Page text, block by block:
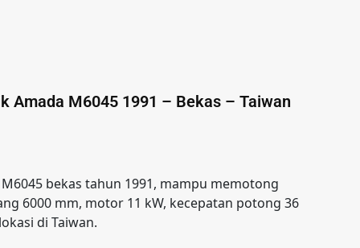
Amada M6045 1991 – Bekas – Taiwan
bekas tahun 1991, mampu memotong
6000 mm, motor 11 kW, kecepatan potong 36
di Taiwan.